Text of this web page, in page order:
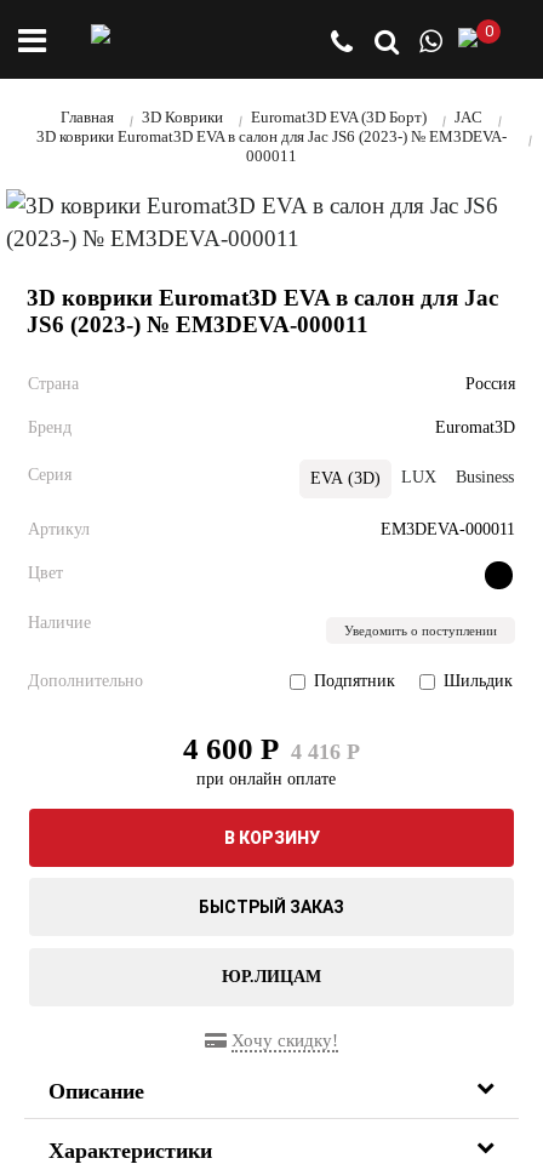
0
Главная 3D Коврики Euromat3D EVA (3D Борт)
JAC
3D коврики Euromat3D EVA в салон для Jac JS6 (2023-) № EM3DEVA-
000011
3D коврики Euromat3D EVA в салон для Jac
JS6 (2023-) № EM3DEVA-000011
Страна Россия
Бренд Euromat3D
Серия EVA (3D) LUX Business
Артикул EM3DEVA-000011
Цвет
Наличие Уведомить о поступлении
Дополнительно Подпятник Шильдик
4 600 Р 4 416 Р
при онлайн оплате
В КОРЗИНУ
БЫСТРЫЙ ЗАКАЗ
ЮР.ЛИЦАМ
Хочу скидку!
Описание
Характеристики